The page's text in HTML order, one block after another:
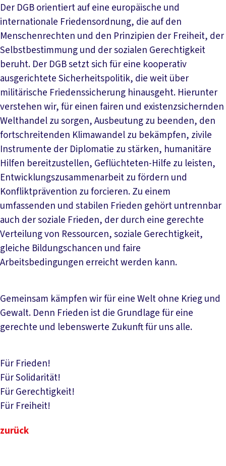
Der DGB orientiert auf eine europäische und
internationale Friedensordnung, die auf den
Menschenrechten und den Prinzipien der Freiheit, der
Selbstbestimmung und der sozialen Gerechtigkeit
beruht. Der DGB setzt sich für eine kooperativ
ausgerichtete Sicherheitspolitik, die weit über
militärische Friedenssicherung hinausgeht. Hierunter
verstehen wir, für einen fairen und existenzsichernden
Welthandel zu sorgen, Ausbeutung zu beenden, den
fortschreitenden Klimawandel zu bekämpfen, zivile
Instrumente der Diplomatie zu stärken, humanitäre
Hilfen bereitzustellen, Geflüchteten-Hilfe zu leisten,
Entwicklungszusammenarbeit zu fördern und
Konfliktprävention zu forcieren. Zu einem
umfassenden und stabilen Frieden gehört untrennbar
auch der soziale Frieden, der durch eine gerechte
Verteilung von Ressourcen, soziale Gerechtigkeit,
gleiche Bildungschancen und faire
Arbeitsbedingungen erreicht werden kann.
Gemeinsam kämpfen wir für eine Welt ohne Krieg und
Gewalt. Denn Frieden ist die Grundlage für eine
gerechte und lebenswerte Zukunft für uns alle.
Für Frieden!
Für Solidarität!
Für Gerechtigkeit!
Für Freiheit!
zurück